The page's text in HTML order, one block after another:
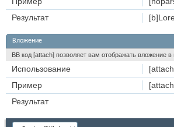
Результат
Вложение
BB код [attach] позволяет вам отображать вложение
Использование
Пример
Результат